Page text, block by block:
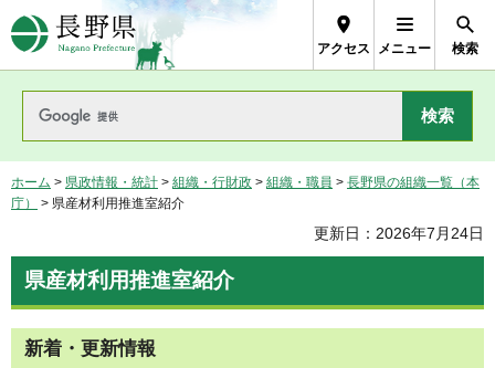
長野県Nagano Prefecture
アクセス メニュー 検索
ホーム > 県政情報・統計 > 組織・行財政 > 組織・職員 > 長野県の組織一覧（本
庁）
> 県産材利用推進室紹介
更新日：2026年7月24日
県産材利用推進室紹介
新着・更新情報